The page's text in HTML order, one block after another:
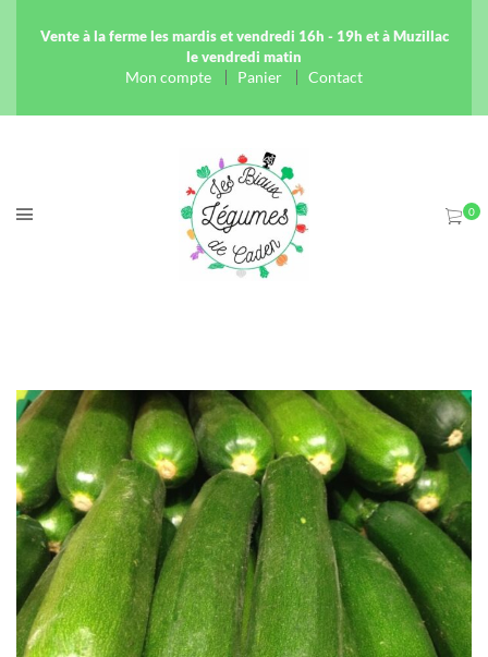
Vente à la ferme les mardis et vendredi 16h - 19h et à Muzillac
le vendredi matin
Mon compte Panier Contact